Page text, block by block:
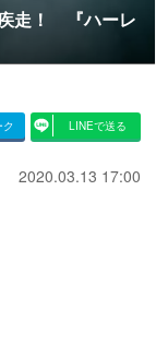
走！ 『ハーレ
ク LINEで送る
2020.03.13 17:00